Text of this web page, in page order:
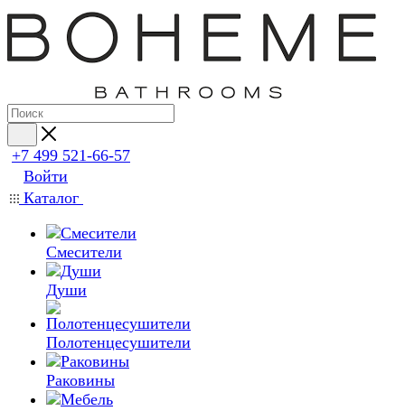
+7 499 521-66-57
Войти
Каталог
Смесители
Души
Полотенцесушители
Раковины